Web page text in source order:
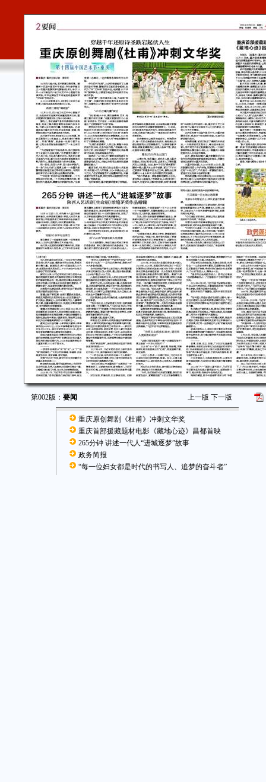
第002版： 要闻 上一版 下一版
重庆原创舞剧《杜甫》冲刺文华奖
重庆首部援藏题材电影《藏地心迹》昌都首映
265分钟 讲述一代人“进城逐梦”故事
政务简报
“每一位妇女都是时代的书写人、追梦的奋斗者”